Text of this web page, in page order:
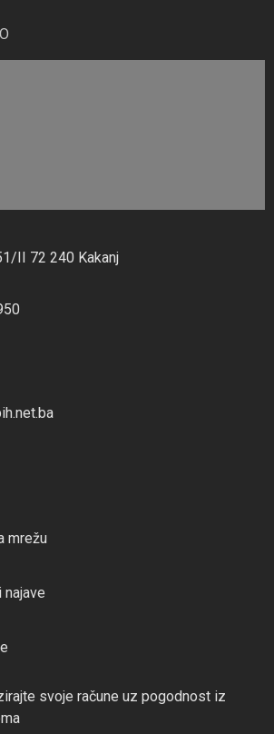
II 72 240 Kakanj
mrežu
najave
svoje račune uz pogodnost iz